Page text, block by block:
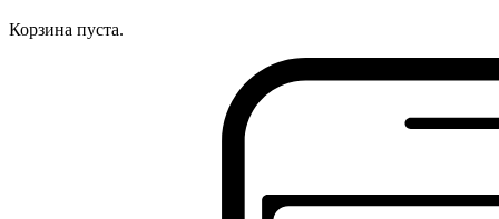
Корзина пуста.